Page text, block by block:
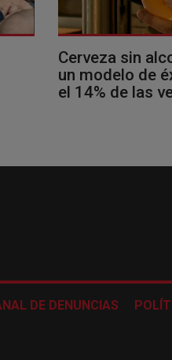
Cerveza sin
un modelo de
el 14% de las
DE DENUNCIAS